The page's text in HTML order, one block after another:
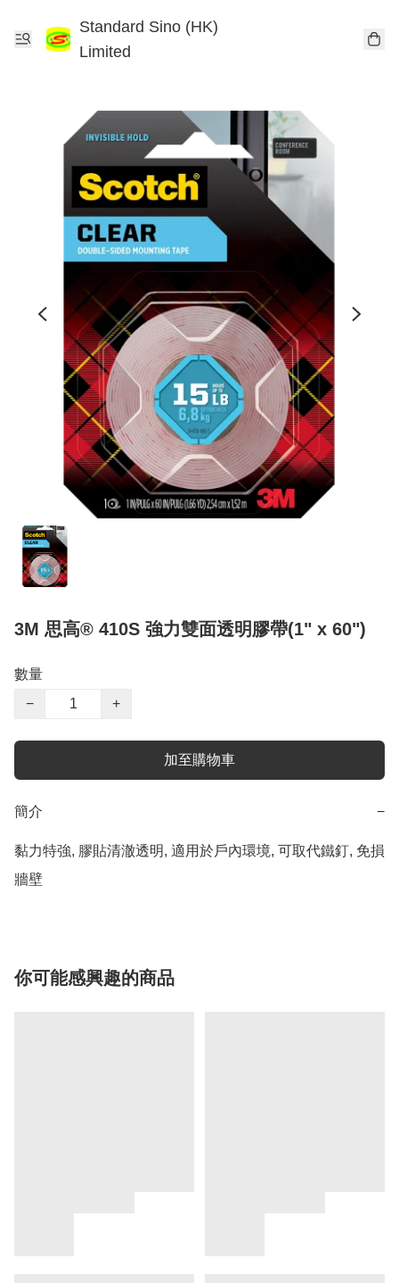
Standard Sino (HK)
Limited
3M 思高® 410S 強力雙面透明膠帶(1" x 60")
數量
−
+
加至購物車
簡介 −
黏力特強, 膠貼清澈透明, 適用於戶內環境, 可取代鐵釘, 免損
牆壁
你可能感興趣的商品